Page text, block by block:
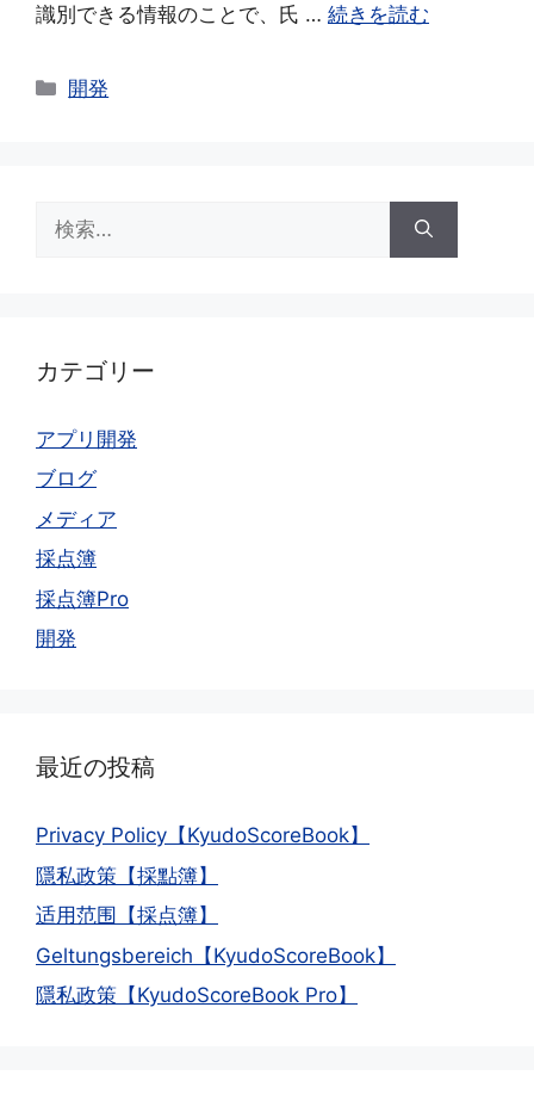
識別できる情報のことで、氏 … 続きを読む
カ
開発
索:
カテゴリー
アプリ開発
ブログ
メディア
採点簿
採点簿Pro
開発
最近の投稿
Privacy Policy【KyudoScoreBook】
隱私政策【採點簿】
适用范围【採点簿】
Geltungsbereich【KyudoScoreBook】
隱私政策【KyudoScoreBook Pro】